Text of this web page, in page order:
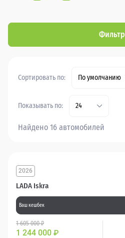
Фильтр
Сортировать по: По умолчанию
Показывать по: 24
Найдено 16 автомобилей
LADA Iskra
2026
Ваш кешбек
1 605 000 ₽
1 244 000 ₽